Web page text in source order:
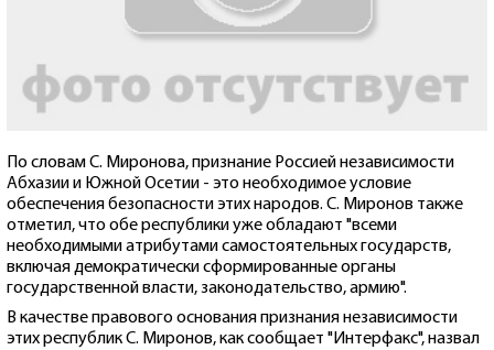
По словам С. Миронова, признание Россией независимости
Абхазии и Южной Осетии - это необходимое условие
обеспечения безопасности этих народов. С. Миронов также
отметил, что обе республики уже обладают "всеми
необходимыми атрибутами самостоятельных государств,
включая демократически сформированные органы
государственной власти, законодательство, армию".
В качестве правового основания признания независимости
этих республик С. Миронов, как сообщает "Интерфакс", назвал